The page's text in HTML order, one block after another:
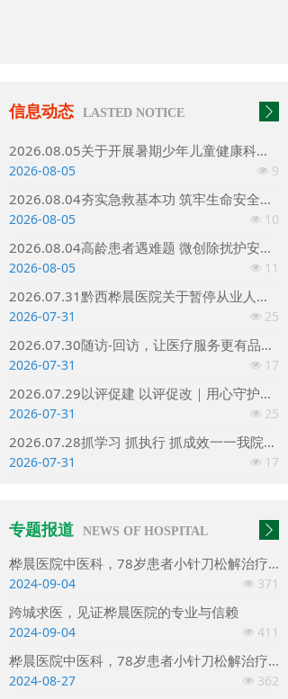
信息动态 LASTED NOTICE ꄲ
2026.08.05关于开展暑期少年儿童健康科普与免费筛查活动
넶 9
2026-08-05
2026.08.04夯实急救基本功 筑牢生命安全线——我院综合内科组织除颤仪规范化操作专项培训
넶 10
2026-08-05
2026.08.04高龄患者遇难题 微创除扰护安康｜黔西桦晨医院妇产科成功为八旬老人完成高难度取环术
넶 11
2026-08-05
2026.07.31黔西桦晨医院关于暂停从业人员预防性健康体检（健康证）办理通知
넶 25
2026-07-31
2026.07.30随访-回访，让医疗服务更有品质更有温度
넶 17
2026-07-31
2026.07.29以评促建 以评促改｜用心守护透析患者生命线
넶 25
2026-07-31
2026.07.28抓学习 抓执行 抓成效一一我院党支部召开党员理论（业务）学习闭环管理专题会
넶 17
2026-07-31
专题报道 NEWS OF HOSPITAL ꄲ
桦晨医院中医科，78岁患者小针刀松解治疗康复出院
넶 371
2024-09-04
跨城求医，见证桦晨医院的专业与信赖
넶 411
2024-09-04
桦晨医院中医科，78岁患者小针刀松解治疗康复出院
넶 362
2024-08-27